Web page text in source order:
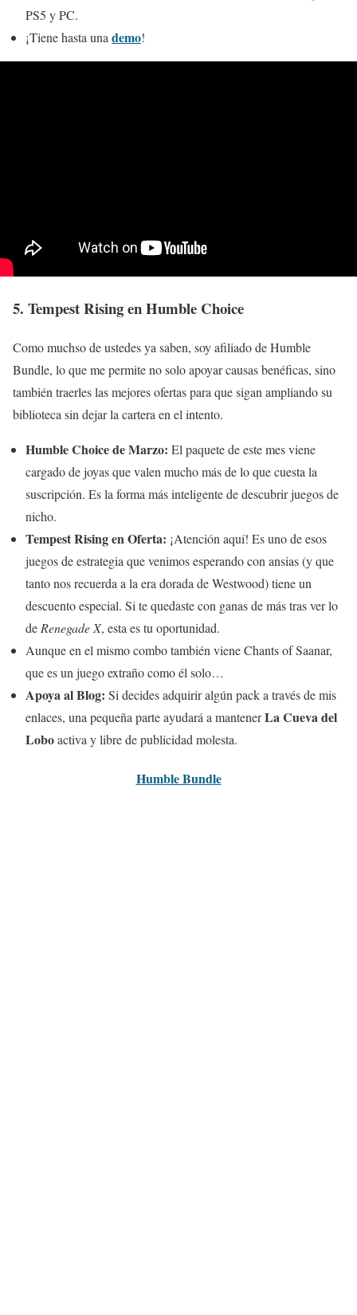
PS5 y PC.
¡Tiene hasta unademo!
5. Tempest Rising en Humble Choice
Como muchso de ustedes ya saben, soy afiliado de Humble
Bundle, lo que me permite no solo apoyar causas benéficas, sino
también traerles las mejores ofertas para que sigan ampliando su
biblioteca sin dejar la cartera en el intento.
Humble Choice de Marzo: El paquete de este mes viene
cargado de joyas que valen mucho más de lo que cuesta la
suscripción. Es la forma más inteligente de descubrir juegos de
nicho.
Tempest Rising en Oferta: ¡Atención aquí! Es uno de esos
juegos de estrategia que venimos esperando con ansias (y que
tanto nos recuerda a la era dorada de Westwood) tiene un
descuento especial. Si te quedaste con ganas de más tras ver lo
de Renegade X, esta es tu oportunidad.
Aunque en el mismo combo también viene Chants of Saanar,
que es un juego extraño como él solo…
Apoya al Blog: Si decides adquirir algún pack a través de mis
enlaces, una pequeña parte ayudará a mantenerLa Cueva del
Loboactiva y libre de publicidad molesta.
Humble Bundle